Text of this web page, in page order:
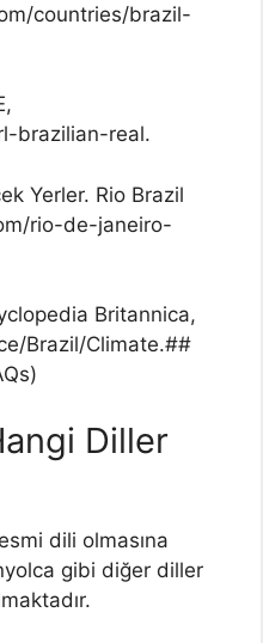
countries/brazil-
brazilian-real.
Yerler. Rio Brazil
rio-de-janeiro-
Britannica,
Brazil/Climate.##
Diller
dili olmasına
gibi diğer diller